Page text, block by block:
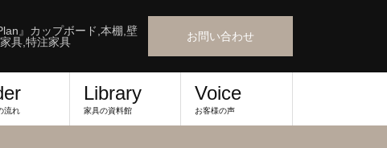
』カップボード,本棚,壁
具,特注家具
お問い合わせ
流れ
Library
家具の資料館
Voice
お客様の声